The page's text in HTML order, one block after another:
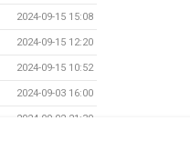
2024-09-15 15:08
2024-09-15 12:20
2024-09-15 10:52
2024-09-03 16:00
2024-09-02 21:30